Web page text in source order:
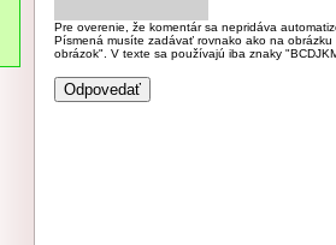
Pre overenie, že komentár sa nepridáva
Písmená musíte zadávať rovnako ako na
obrázok". V texte sa používajú iba znaky